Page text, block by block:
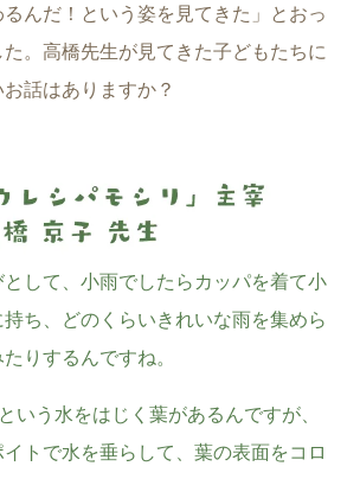
んだ！という姿を見てきた」とおっ
。高橋先生が見てきた子どもたちに
話はありますか？
して、小雨でしたらカッパを着て小
ち、どのくらいきれいな雨を集めら
りするんですね。
いう水をはじく葉があるんですが、
トで水を垂らして、葉の表面をコロ